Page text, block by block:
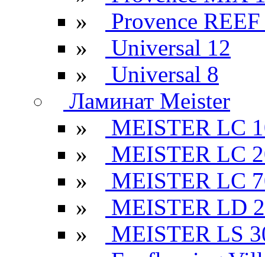
»
Provence
»
Universal 12
»
Universal 8
Ламинат Meister
»
MEISTER LC
»
MEISTER LC
»
MEISTER LC
»
MEISTER LD
»
MEISTER LS